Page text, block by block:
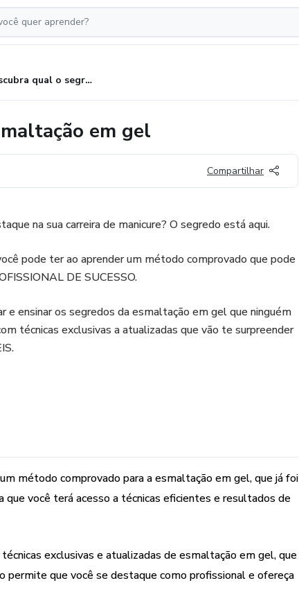
Descubra qual o segredo da esmaltação em gel
em gel
Compartilhar
na sua carreira de manicure? O segredo está aqui.
pode ter ao aprender um método comprovado que pode
DE SUCESSO.
e ensinar os segredos da esmaltação em gel que ninguém
técnicas exclusivas a atualizadas que vão te surpreender
método comprovado para a esmaltação em gel, que já foi
você terá acesso a técnicas eficientes e resultados de
exclusivas e atualizadas de esmaltação em gel, que
permite que você se destaque como profissional e ofereça